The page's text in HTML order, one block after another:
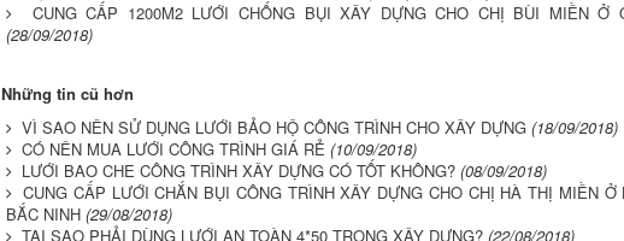
CUNG CẤP 1200M2 LƯỚI CHỐNG BỤI XÂY DỰNG CHO CHỊ BÙI MIỀN Ở
(28/09/2018)
Những tin cũ hơn
VÌ SAO NÊN SỬ DỤNG LƯỚI BẢO HỘ CÔNG TRÌNH CHO XÂY DỰNG (18/09/2018)
CÓ NÊN MUA LƯỚI CÔNG TRÌNH GIÁ RẺ (10/09/2018)
LƯỚI BAO CHE CÔNG TRÌNH XÂY DỰNG CÓ TỐT KHÔNG? (08/09/2018)
CUNG CẤP LƯỚI CHẮN BỤI CÔNG TRÌNH XÂY DỰNG CHO CHỊ HÀ THỊ MIỀN Ở
BẮC NINH (29/08/2018)
TẠI SAO PHẢI DÙNG LƯỚI AN TOÀN 4*50 TRONG XÂY DỰNG? (22/08/2018)